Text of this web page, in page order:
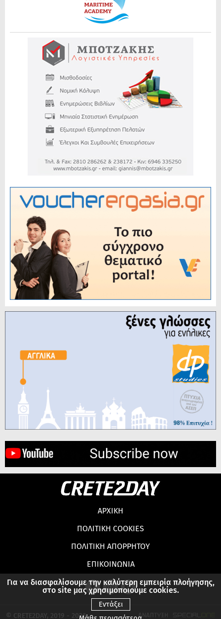
Για να διασφαλίσουμε την καλύτερη εμπειρία πλοήγησης,
στο site μας χρησιμοποιούμε cookies.
Εντάξει
ΑΡΧΙΚΗ
ΠΟΛΙΤΙΚΗ COOKIES
ΠΟΛΙΤΙΚΗ ΑΠΟΡΡΗΤΟΥ
ΕΠΙΚΟΙΝΩΝΙΑ
© CRETE2DAY, 2019 - 2026